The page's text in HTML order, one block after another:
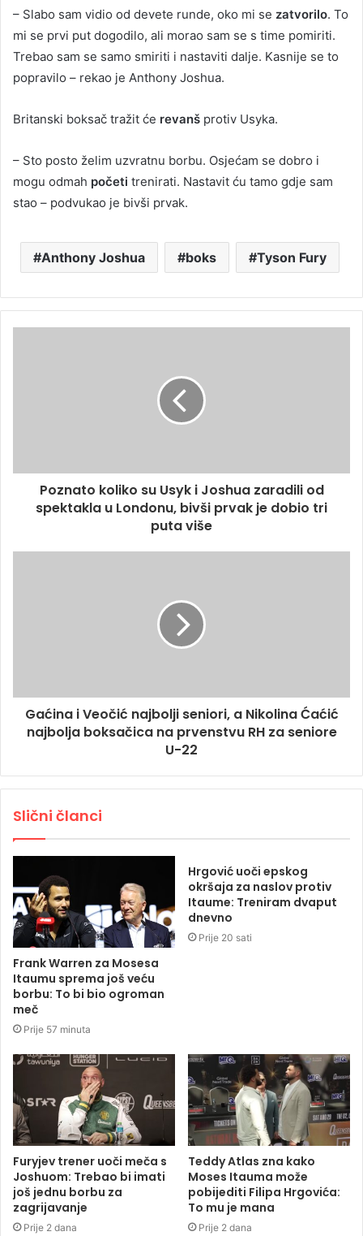
– Slabo sam vidio od devete runde, oko mi se zatvorilo. To
mi se prvi put dogodilo, ali morao sam se s time pomiriti.
Trebao sam se samo smiriti i nastaviti dalje. Kasnije se to
popravilo – rekao je Anthony Joshua.
Britanski boksač tražit će revanš protiv Usyka.
– Sto posto želim uzvratnu borbu. Osjećam se dobro i
mogu odmah početi trenirati. Nastavit ću tamo gdje sam
stao – podvukao je bivši prvak.
Anthony Joshua boks Tyson Fury
Poznato koliko su Usyk i Joshua zaradili od
spektakla u Londonu, bivši prvak je dobio tri
puta više
Gaćina i Veočić najbolji seniori, a Nikolina Ćaćić
najbolja boksačica na prvenstvu RH za seniore
U-22
Slični članci
Frank Warren za Mosesa
Itaumu sprema još veću
borbu: To bi bio ogroman
meč
Prije 57 minuta
Hrgović uoči epskog
okršaja za naslov protiv
Itaume: Treniram dvaput
dnevno
Prije 20 sati
Furyjev trener uoči meča s
Joshuom: Trebao bi imati
još jednu borbu za
zagrijavanje
Prije 2 dana
Teddy Atlas zna kako
Moses Itauma može
pobijediti Filipa Hrgovića:
To mu je mana
Prije 2 dana